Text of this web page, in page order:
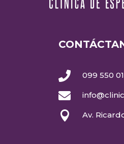
 099 550

 Av.